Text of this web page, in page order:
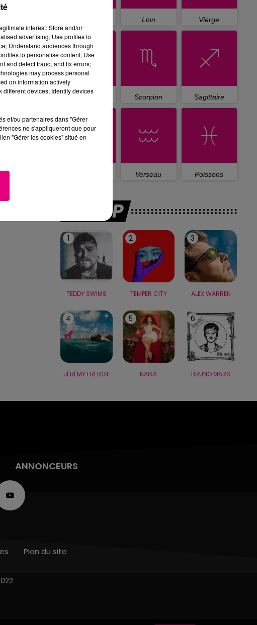
Lion Vierge
Scorpion Sagittaire
Verseau Poissons
LE TOP
1
TEDDY SWIMS
2
TEMPER CITY
3
ALEX WARREN
4
JÉRÉMY FREROT
5
NAÏKA
6
BRUNO MARS
ANNONCEURS
Plan du site
interest: Store and/or
advertising; Use profiles to
Understand audiences through
to personalise content; Use
and detect fraud, and fix errors;
may process personal
on information actively
devices; Identify devices
et/ou partenaires dans "Gérer
ne s'appliqueront que pour
"Gérer les cookies" situé en